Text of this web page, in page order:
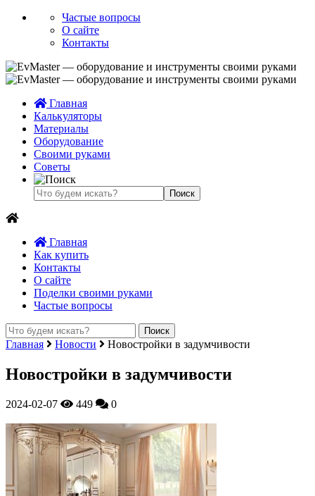
Частые вопросы
О сайте
Контакты
Главная
Калькуляторы
Материалы
Оборудование
Своими руками
Советы
Главная
Как купить
Контакты
О сайте
Поделки своими руками
Частые вопросы
Главная Новости Новостройки в задумчивости
Новостройки в задумчивости
2024-02-07 449 0